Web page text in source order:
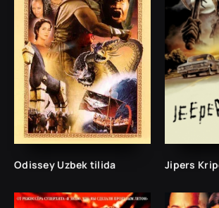
Odissey Uzbek tilida Jipers